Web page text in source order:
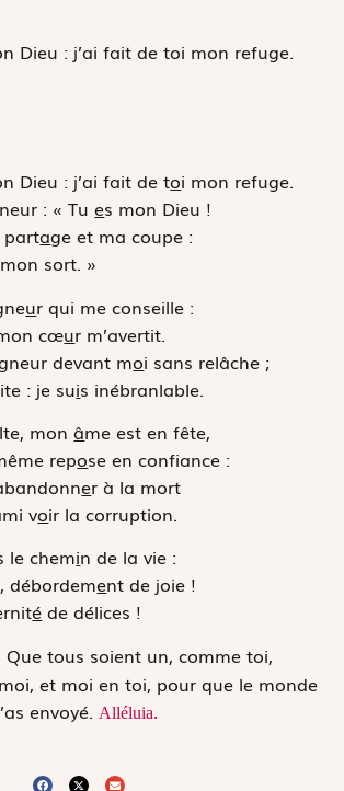
Dieu : j’ai fait de toi mon refuge.
Dieu : j’ai fait de toi mon refuge.
: « Tues mon Dieu !
partage et ma coupe :
sort. »
ur qui me conseille :
cœur m’avertit.
devant moi sans relâche ;
: je suis inébranlable.
monâme est en fête,
repose en confiance :
er à la mort
voir la corruption.
le chemin de la vie :
débordement de joie !
é de délices !
Que tous soient un, comme toi,
et moi en toi, pour que le monde
envoyé. Alléluia.